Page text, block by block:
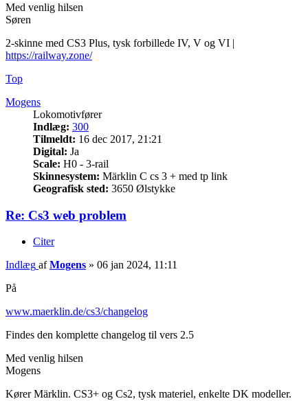
Med venlig hilsen
Søren
2-skinne med CS3 Plus, tysk forbillede IV, V og VI |
https://railway.zone/
Top
Mogens
Lokomotivfører
Indlæg: 300
Tilmeldt: 16 dec 2017, 21:21
Digital: Ja
Scale: H0 - 3-rail
Skinnesystem: Märklin C cs 3 + med tp link
Geografisk sted: 3650 Ølstykke
Re: Cs3 web problem
Citer
Indlæg afMogens » 06 jan 2024, 11:11
På
www.maerklin.de/cs3/changelog
Findes den komplette changelog til vers 2.5
Med venlig hilsen
Mogens
Kører Märklin. CS3+ og Cs2, tysk materiel, enkelte DK modeller.